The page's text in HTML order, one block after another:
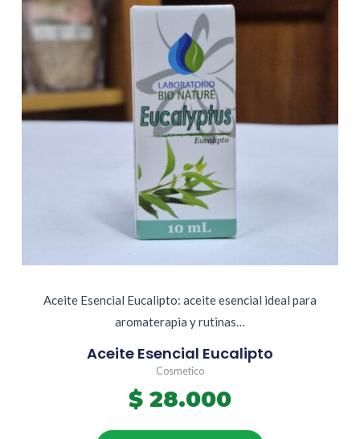
Aceite Esencial Eucalipto: aceite esencial ideal para
aromaterapia y rutinas…
Aceite Esencial Eucalipto
Cosmetico
$ 28.000